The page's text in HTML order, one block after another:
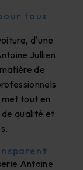
tous
d'une
Jullien
de
tout en
qualité et
Antoine